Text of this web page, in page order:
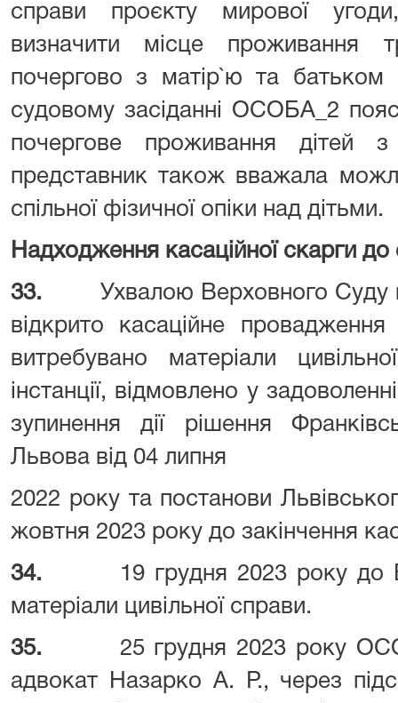
справи проєкту мирової
визначити місце проживання
почергово з матір`ю та
судовому засіданні ОСОБА_2
почергове проживання дітей
представник також вважала
спільної фізичної опіки над дітьми.
Надходження касаційної скарги до
33. Ухвалою Верховного Суду
відкрито касаційне
витребувано матеріали
інстанції, відмовлено у
зупинення дії рішення
Львова від 04 липня
2022 року та постанови
жовтня 2023 року до закінчення
34. 19 грудня 2023 року до
матеріали цивільної справи.
35. 25 грудня 2023 року
адвокат Назарко А. Р., через